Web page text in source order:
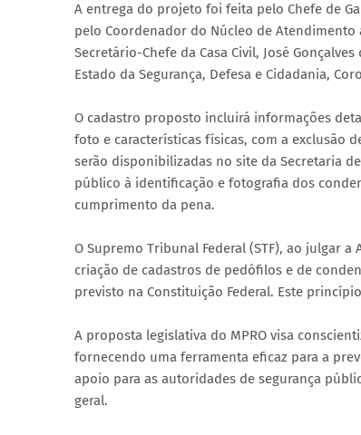
A entrega do projeto foi feita pelo Chefe de
pelo Coordenador do Núcleo de Atendimento
Secretário-Chefe da Casa Civil, José
Estado da Segurança, Defesa e Cidadania,
O cadastro proposto incluirá informações
foto e características físicas, com a exclusão
serão disponibilizadas no site da Secretaria
público à identificação e fotografia dos
cumprimento da pena.
O Supremo Tribunal Federal (STF), ao julgar
criação de cadastros de pedófilos e de
previsto na Constituição Federal. Este
A proposta legislativa do MPRO visa
fornecendo uma ferramenta eficaz para a
apoio para as autoridades de segurança
geral.